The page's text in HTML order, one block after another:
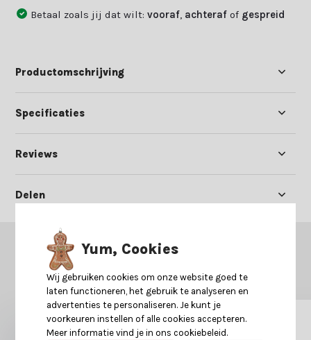
Betaal zoals jij dat wilt:vooraf achteraf of gespreid
Productomschrijving
Specificaties
Reviews
Delen
GERELATEERDE PRODUCTEN
Misschien is dit ook iets voor je?
Yum, Cookies
Wij gebruiken cookies om onze website goed te
laten functioneren, het gebruik te analyseren en
advertenties te personaliseren. Je kunt je
voorkeuren instellen of alle cookies accepteren.
Meer informatie vind je in ons cookiebeleid.